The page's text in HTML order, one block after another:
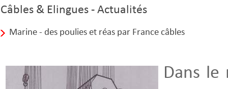
Câbles & Elingues - Actualités
Marine - des poulies et réas par France câbles
Dans